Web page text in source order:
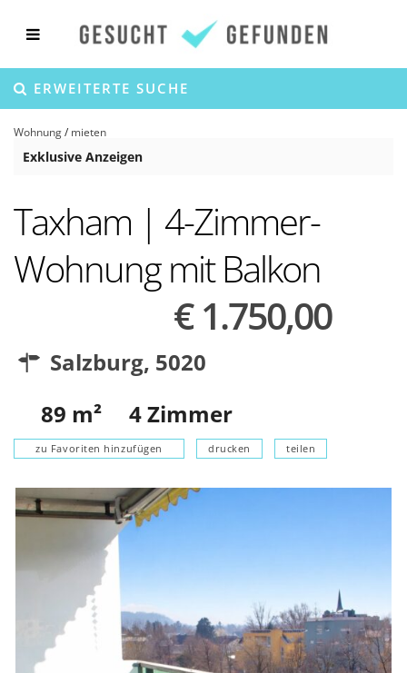
ERWEITERTE SUCHE
Wohnung/ mieten
Exklusive Anzeigen
Taxham | 4-Zimmer-
Wohnung mit Balkon
€ 1.750,00
Salzburg, 5020
89 m² 4Zimmer
zu Favoriten hinzufügen drucken teilen